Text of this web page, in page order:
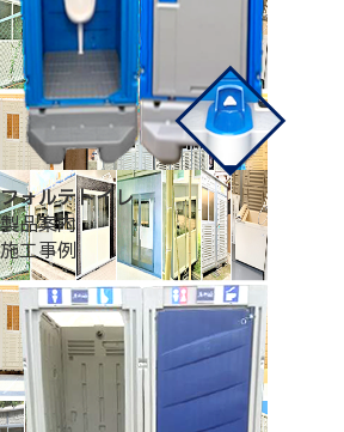
フォルテトイレ
製品案内
施工事例